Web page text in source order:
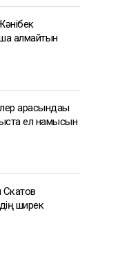
көсемі бес
жұрт алдына
басшылық
алмайтын